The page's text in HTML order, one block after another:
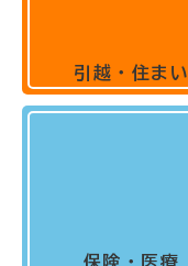
引越・住まい
保険・医療